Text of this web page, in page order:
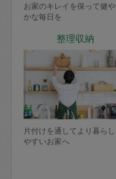
お家のキレイを保って健や
かな毎日を
整理収納
片付けを通してより暮らし
やすいお家へ